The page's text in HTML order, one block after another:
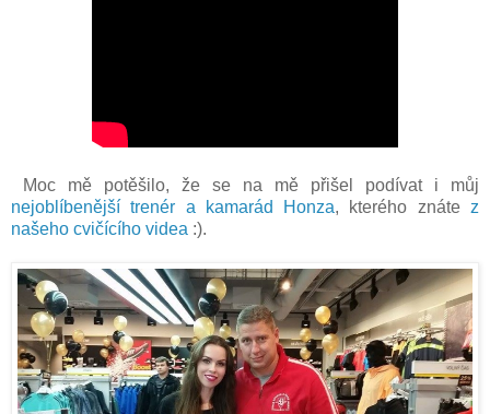
Moc mě potěšilo, že se na mě přišel podívat i můj
nejoblíbenější trenér a kamarád Honza, kterého znátez
našeho cvičícího videa :).